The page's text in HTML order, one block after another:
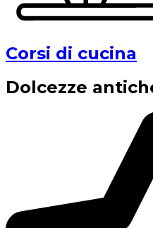
Corsi di cucina
Dolcezze